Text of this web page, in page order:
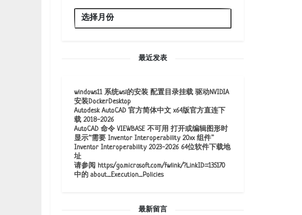
最近发表
windows11 系统wsl的安装 配置目录挂载 驱动NVIDIA
安装DockerDesktop
Autodesk AutoCAD 官方简体中文 x64版官方直连下
载 2018-2026
AutoCAD 命令 VIEWBASE 不可用 打开或编辑图形时
显示“需要 Inventor Interoperability 20xx 组件”
Inventor Interoperability 2023-2026 64位软件下载地
址
请参阅 https:/go.microsoft.com/fwlink/?LinkID=135170
中的 about_Execution_Policies
最新留言